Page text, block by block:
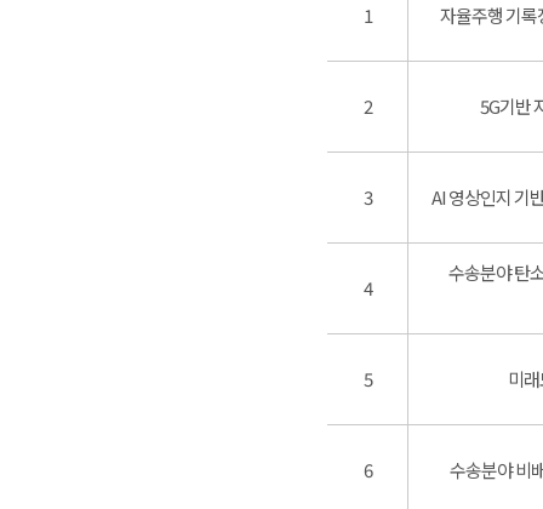
1 자율주행 기록
2 5G기반
3 AI 영상인지 기
4
수송분야 탄
5 미
6 수송분야 비